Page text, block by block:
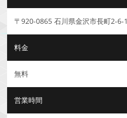
〒920-0865 石川県金沢市長町2-6-1
料金
無料
営業時間